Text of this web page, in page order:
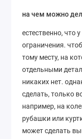
на чем можно
естественно,
ограничения.
тому месту, на
отдельными
никаких нет.
сделать, только
например, на
рубашки или
может сделать